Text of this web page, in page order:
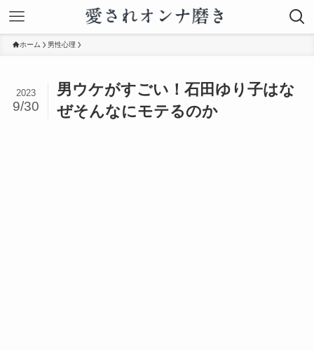
ホーム 男性心理
男ウケがすごい！石田ゆり子はな
ぜそんなにモテるのか
2023
9/30